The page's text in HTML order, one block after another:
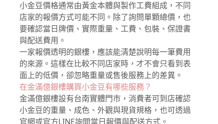
小金豆價格通常由黃金本體與製作工費組成，不同
店家的報價方式可能不同。除了詢問單顆總價，也
要確認當日牌價、實際重量、工費、包裝、保證書
與配送費用。
一家報價透明的銀樓，應該能清楚說明每一筆費用
的來源。這樣在比較不同店家時，才不會只看到表
面上的低價，卻忽略重量或售後服務上的差異。
在金滿億銀樓購買小金豆有哪些服務？
金滿億銀樓設有台南實體門市，消費者可到店確認
小金豆的重量、成色、外觀與現貨規格，也可透過
官網或官方LINE詢問當日報價與配送方式。